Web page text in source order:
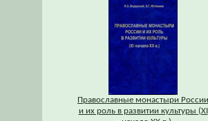
Православные монастыри России
и их роль в развитии культуры (XI